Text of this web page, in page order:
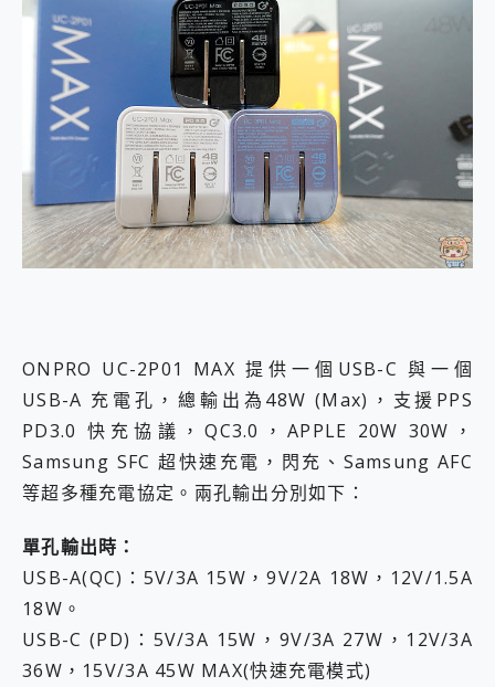
ONPRO UC-2P01 MAX 提供一個USB-C 與一個
USB-A 充電孔，總輸出為48W (Max)，支援PPS
PD3.0 快充協議，QC3.0，APPLE 20W 30W，
Samsung SFC 超快速充電，閃充、Samsung AFC
等超多種充電協定。兩孔輸出分別如下：
單孔輸出時：
USB-A(QC)：5V/3A 15W，9V/2A 18W，12V/1.5A
18W。
USB-C (PD)：5V/3A 15W，9V/3A 27W，12V/3A
36W，15V/3A 45W MAX(快速充電模式)